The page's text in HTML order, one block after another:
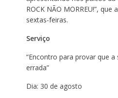
ROCK NÃO MORREU!”,
sextas-feiras.
Serviço
“Encontro para provar que
errada”
Dia: 30 de agosto